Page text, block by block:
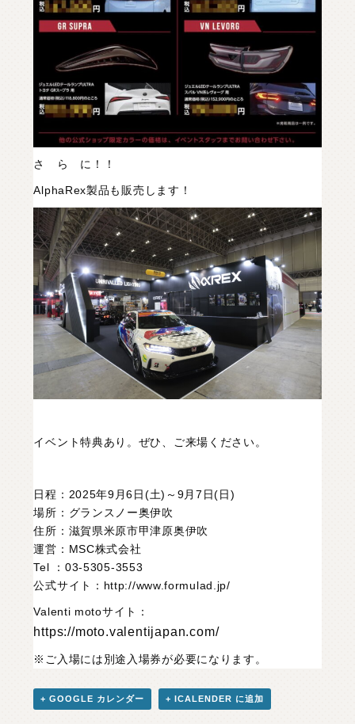
さ ら に！！
AlphaRex製品も販売します！
イベント特典あり。ぜひ、ご来場ください。
日程：2025年9月6日(土)～9月7日(日)
場所：グランスノー奥伊吹
住所：滋賀県米原市甲津原奥伊吹
運営：MSC株式会社
Tel ：03-5305-3553
公式サイト： http://www.formulad.jp/
Valenti motoサイト：
https://moto.valentijapan.com/
※ご入場には別途入場券が必要になります。
+ GOOGLE カレンダー + ICALENDER に追加